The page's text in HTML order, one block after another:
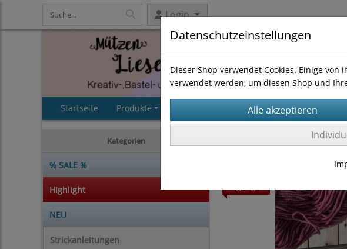
Login
Startseite Produkte Impressum Kontakt
Kategorien
% SALE %
Highlight
NEU
Strickanleitungen
Datenschutzeinstellungen
Dieser Shop verwendet Cookies. Einige
verwendet werden, um diesen Shop und